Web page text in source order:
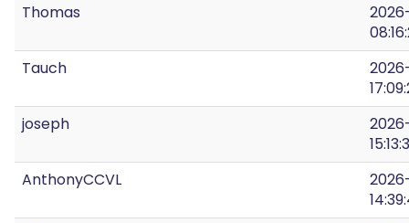
Thomas
Tauch
joseph
AnthonyCCVL